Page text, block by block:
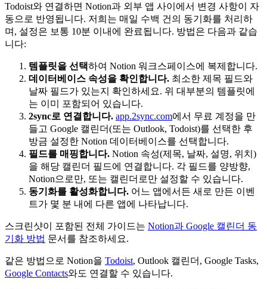
Todoist와 연결하면 Notion과 외부 앱 사이에서 변경 사항이 자
동으로 반영됩니다. 저희는 매일 수백 건의 동기화를 처리하
며, 설정은 보통 10분 이내에 완료됩니다. 방법은 다음과 같습
니다:
템플릿을 선택하여 Notion 워크스페이스에 복제합니다.
데이터베이스 속성을 확인합니다. 최소한 제목 필드와
날짜 필드가 있는지 확인하세요. 위 대부분의 템플릿에
는 이미 포함되어 있습니다.
2sync로 연결합니다. app.2sync.com에서 무료 계정을 만
들고 Google 캘린더(또는 Outlook, Todoist)를 선택한 후
방금 설정한 Notion 데이터베이스를 선택합니다.
필드를 매핑합니다. Notion 속성(제목, 날짜, 설명, 위치)
을 해당 캘린더 필드에 연결합니다. 각 필드를 양방향,
Notion으로만, 또는 캘린더로만 설정할 수 있습니다.
동기화를 활성화합니다. 어느 앱에서든 새로 만든 이벤
트가 몇 분 내에 다른 앱에 나타납니다.
스크린샷이 포함된 전체 가이드는 Notion과 Google 캘린더 동
기화 방법 문서를 참조하세요.
같은 방법으로 Notion을 Todoist, Outlook 캘린더, Google Tasks,
Google Contacts와도 연결할 수 있습니다.